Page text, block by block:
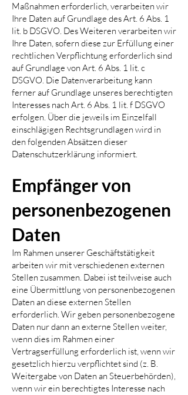
Maßnahmen erforderlich, verarbeiten wir
Ihre Daten auf Grundlage des Art. 6 Abs. 1
lit. b DSGVO. Des Weiteren verarbeiten wir
Ihre Daten, sofern diese zur Erfüllung einer
rechtlichen Verpflichtung erforderlich sind
auf Grundlage von Art. 6 Abs. 1 lit. c
DSGVO. Die Datenverarbeitung kann
ferner auf Grundlage unseres berechtigten
Interesses nach Art. 6 Abs. 1 lit. f DSGVO
erfolgen. Über die jeweils im Einzelfall
einschlägigen Rechtsgrundlagen wird in
den folgenden Absätzen dieser
Datenschutzerklärung informiert.
Empfänger von
personenbezogenen
Daten
Im Rahmen unserer Geschäftstätigkeit
arbeiten wir mit verschiedenen externen
Stellen zusammen. Dabei ist teilweise auch
eine Übermittlung von personenbezogenen
Daten an diese externen Stellen
erforderlich. Wir geben personenbezogene
Daten nur dann an externe Stellen weiter,
wenn dies im Rahmen einer
Vertragserfüllung erforderlich ist, wenn wir
gesetzlich hierzu verpflichtet sind (z. B.
Weitergabe von Daten an Steuerbehörden),
wenn wir ein berechtigtes Interesse nach